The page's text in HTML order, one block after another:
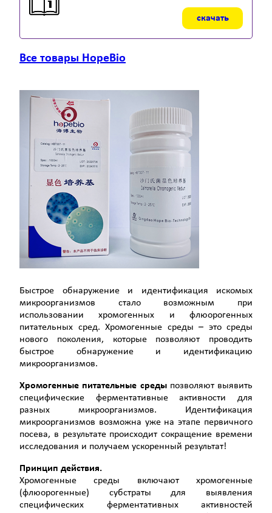
скачать
Все товары HopeBio
Быстрое обнаружение и идентификация искомых
микроорганизмов стало возможным при
использовании хромогенных и флюорогенных
питательных сред. Хромогенные среды – это среды
нового поколения, которые позволяют проводить
быстрое обнаружение и идентификацию
микроорганизмов.
Хромогенные питательные средыпозволяют выявить
специфические ферментативные активности для
разных микроорганизмов. Идентификация
микроорганизмов возможна уже на этапе первичного
посева, в результате происходит сокращение времени
исследования и получаем ускоренный результат!
Принцип действия.
Хромогенные среды включают хромогенные
(флюорогенные) субстраты для выявления
специфических ферментативных активностей